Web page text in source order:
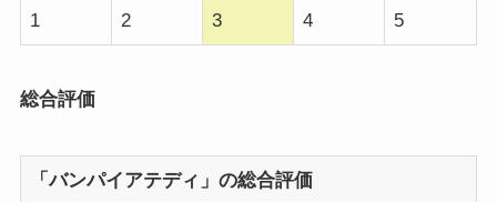
1 2 3 4 5
総合評価
「バンパイアテディ」の総合評価